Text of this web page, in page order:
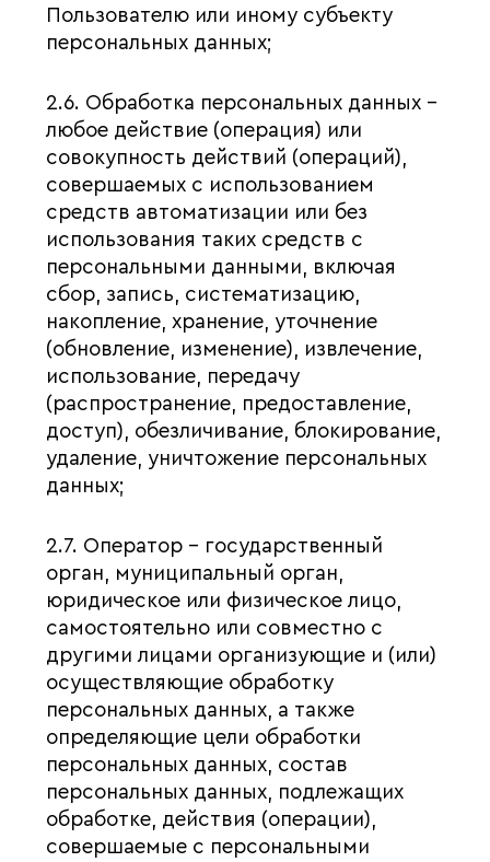
Пользователю или иному субъекту
персональных данных;
2.6. Обработка персональных данных –
любое действие (операция) или
совокупность действий (операций),
совершаемых с использованием
средств автоматизации или без
использования таких средств с
персональными данными, включая
сбор, запись, систематизацию,
накопление, хранение, уточнение
(обновление, изменение), извлечение,
использование, передачу
(распространение, предоставление,
доступ), обезличивание, блокирование,
удаление, уничтожение персональных
данных;
2.7. Оператор – государственный
орган, муниципальный орган,
юридическое или физическое лицо,
самостоятельно или совместно с
другими лицами организующие и (или)
осуществляющие обработку
персональных данных, а также
определяющие цели обработки
персональных данных, состав
персональных данных, подлежащих
обработке, действия (операции),
совершаемые с персональными